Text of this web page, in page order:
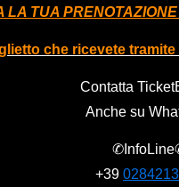
LA TUA
che ricevete tramite
Contatta
Anche su
+39